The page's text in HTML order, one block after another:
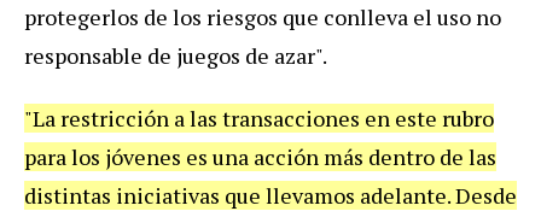
protegerlos de los riesgos que conlleva el uso no
responsable de juegos de azar".
"La restricción a las transacciones en este rubro
para los jóvenes es una acción más dentro de las
distintas iniciativas que llevamos adelante. Desde